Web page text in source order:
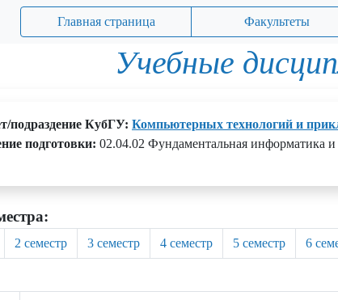
Главная страница Факультеты
Учебные
подраздение КубГУ: Компьютерных технологий и
подготовки: 02.04.02 Фундаментальная информатика
2 семестр 3 семестр 4 семестр 5 семестр 6